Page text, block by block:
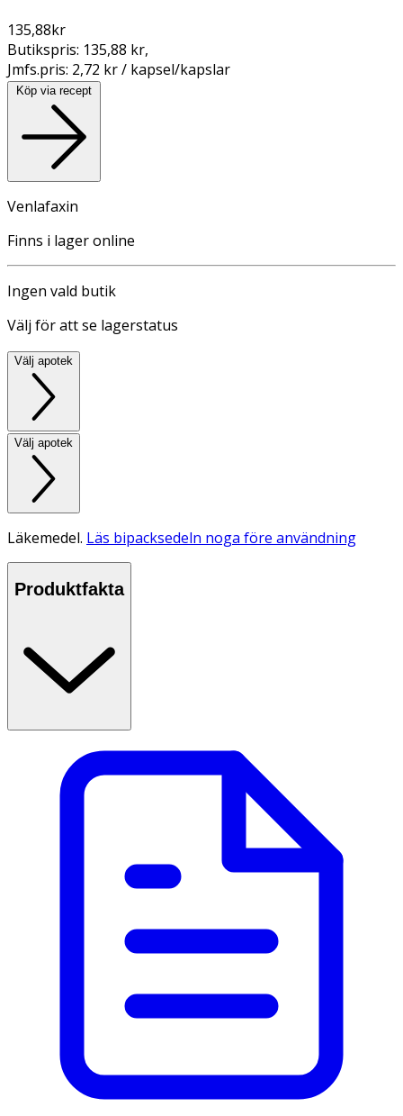
135,88kr
Butikspris: 135,88 kr,
Jmfs.pris: 2,72 kr / kapsel/kapslar
Köp via recept
Venlafaxin
Finns i lager online
Ingen vald butik
Välj för att se lagerstatus
Välj apotek
Välj apotek
Läkemedel. Läs bipacksedeln noga före användning
Produktfakta